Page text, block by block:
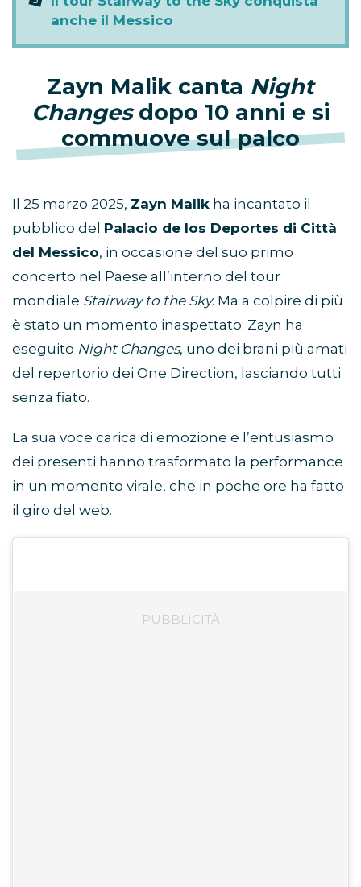
anche il Messico
Zayn Malik canta Night
Changesdopo 10 anni e si
commuove sul palco
Il 25 marzo 2025, Zayn Malik ha incantato il
pubblico del Palacio de los Deportes di Città
del Messico, in occasione del suo primo
concerto nel Paese all’interno del tour
mondiale Stairway to the Sky. Ma a colpire di più
è stato un momento inaspettato: Zayn ha
eseguito Night Changes, uno dei brani più amati
del repertorio dei One Direction, lasciando tutti
senza fiato.
La sua voce carica di emozione e l’entusiasmo
dei presenti hanno trasformato la performance
in un momento virale, che in poche ore ha fatto
il giro del web.